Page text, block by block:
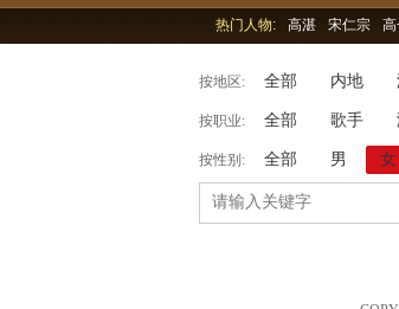
热门人物:
高湛 宋仁宗
按地区: 全部 内地
按职业: 全部 歌手
按性别: 全部 男 女